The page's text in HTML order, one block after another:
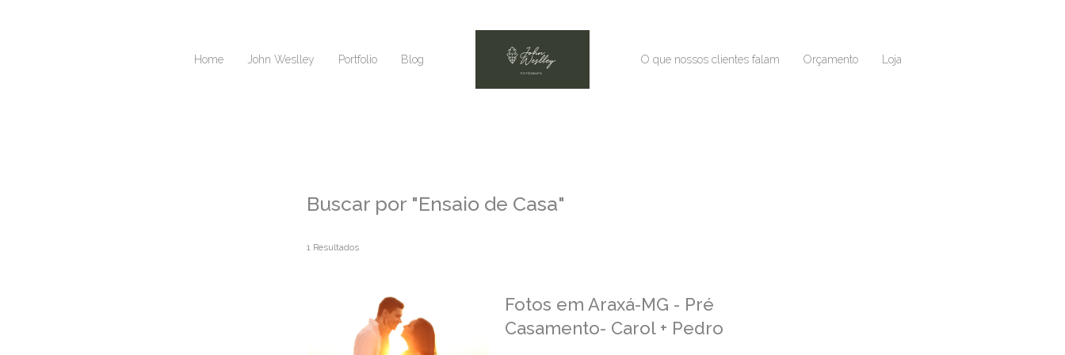
Home John Weslley Portfolio Blog O que nossos clientes falam Orçamento Loja
Buscar por "Ensaio de Casa"
1 Resultados
Fotos em Araxá-MG - Pré
Casamento- Carol + Pedro